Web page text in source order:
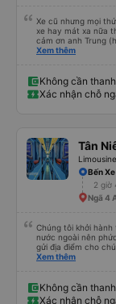
Xe cũ nhưng mọi
xe hay mát xa nữa thì tiện cho
cảm ơn anh Trung
đã nhiệt tình giúp
đồ của mình được
hoàng. Rất cảm
Xem thêm
Không cần
Xác nhận chỗ
Tân
Bến
2 giờ
Ngã 4
Chúng tôi khởi
nước ngoài nên
gửi địa điểm cho
lần đầu tiên đi xe
điểm dừng, họ đánh
Nhìn chung, đó là
Xem thêm
Không cần
Xác nhận chỗ